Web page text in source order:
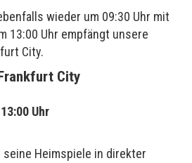
wieder um 09:30 Uhr mit
13:00 Uhr empfängt unsere
City.
City
Uhr
Heimspiele in direkter